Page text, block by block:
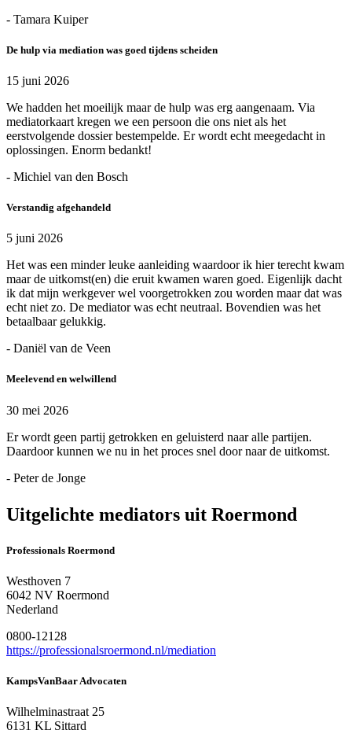
- Tamara Kuiper
De hulp via mediation was goed tijdens scheiden
15 juni 2026
We hadden het moeilijk maar de hulp was erg aangenaam. Via
mediatorkaart kregen we een persoon die ons niet als het
eerstvolgende dossier bestempelde. Er wordt echt meegedacht in
oplossingen. Enorm bedankt!
- Michiel van den Bosch
Verstandig afgehandeld
5 juni 2026
Het was een minder leuke aanleiding waardoor ik hier terecht kwam
maar de uitkomst(en) die eruit kwamen waren goed. Eigenlijk dacht
ik dat mijn werkgever wel voorgetrokken zou worden maar dat was
echt niet zo. De mediator was echt neutraal. Bovendien was het
betaalbaar gelukkig.
- Daniël van de Veen
Meelevend en welwillend
30 mei 2026
Er wordt geen partij getrokken en geluisterd naar alle partijen.
Daardoor kunnen we nu in het proces snel door naar de uitkomst.
- Peter de Jonge
Uitgelichte mediators uit Roermond
Professionals Roermond
Westhoven 7
6042 NV Roermond
Nederland
0800-12128
https://professionalsroermond.nl/mediation
KampsVanBaar Advocaten
Wilhelminastraat 25
6131 KL Sittard